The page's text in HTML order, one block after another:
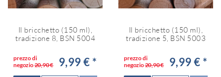
Il bricchetto (150 ml),
tradizione 8, BSN 5004
prezzo di
negozio20,90 € 9,99 € *
Il bricchetto (150 ml),
tradizione 5, BSN 5003
prezzo di
negozio20,90 € 9,99 € *